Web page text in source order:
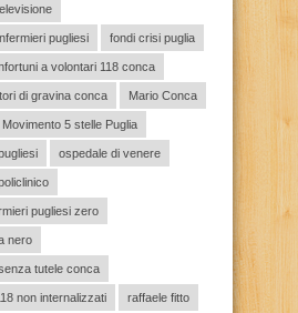
pugliesi fondi crisi puglia
a volontari 118 conca
di gravina conca Mario Conca
Movimento 5 stelle Puglia
ospedale di venere
pugliesi zero
nero
tutele conca
non internalizzati raffaele fitto